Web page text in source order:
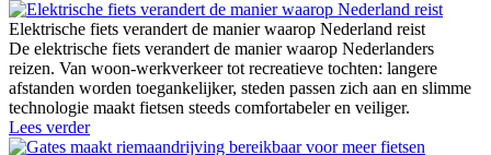
Elektrische fiets verandert de manier waarop Nederland reist
De elektrische fiets verandert de manier waarop Nederlanders
reizen. Van woon-werkverkeer tot recreatieve tochten: langere
afstanden worden toegankelijker, steden passen zich aan en slimme
technologie maakt fietsen steeds comfortabeler en veiliger.
Lees verder